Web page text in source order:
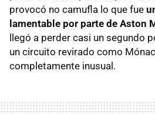
provocó no camufla lo que fue
lamentable por parte de Aston
llegó a perder casi un segundo
un circuito revirado como
completamente inusual.